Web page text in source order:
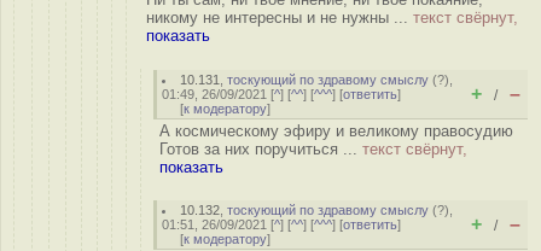
никому не интересны и не нужны ... текст свёрнут,
показать
10.131 ,тоскующий по здравому смыслу (?),
01:49, 26/09/2021 [^] [^^] [^^^] [ответить]
[к модератору]
+ / –
А космическому эфиру и великому правосудию
Готов за них поручиться ... текст свёрнут,
показать
10.132 ,тоскующий по здравому смыслу (?),
01:51, 26/09/2021 [^] [^^] [^^^] [ответить]
[к модератору]
+ / –